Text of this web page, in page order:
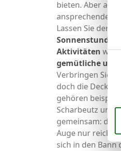
bieten. Aber
ansprechende
Lassen Sie den
Sonnenstunden
Aktivitäten
gemütliche
Verbringen Sie
doch die Decke
gehören
Scharbeutz und
gemeinsam: den
Auge nur reicht!
sich in den